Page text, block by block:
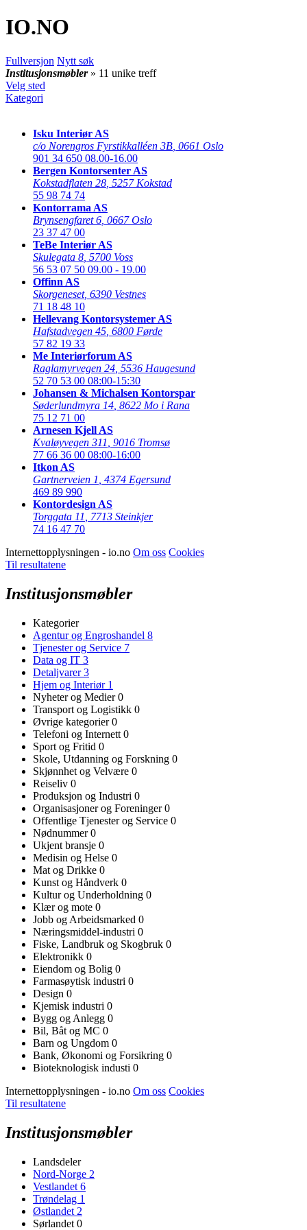
IO.NO
Fullversjon Nytt søk
Institusjonsmøbler » 11 unike treff
Velg sted
Kategori
Isku Interiør AS
c/o Norengros Fyrstikkalléen 3B 0661 Oslo
901 34 650 08.00-16.00
Bergen Kontorsenter AS
Kokstadflaten 28 5257 Kokstad
55 98 74 74
Kontorrama AS
Brynsengfaret 6 0667 Oslo
23 37 47 00
TeBe Interiør AS
Skulegata 8 5700 Voss
56 53 07 50 09.00 - 19.00
Offinn AS
Skorgeneset, 6390 Vestnes
71 18 48 10
Hellevang Kontorsystemer AS
Hafstadvegen 45 6800 Førde
57 82 19 33
Me Interiørforum AS
Raglamyrvegen 24 5536 Haugesund
52 70 53 00 08:00-15:30
Johansen & Michalsen Kontorspar
Søderlundmyra 14 8622 Mo i Rana
75 12 71 00
Arnesen Kjell AS
Kvaløyvegen 311 9016 Tromsø
77 66 36 00 08:00-16:00
Itkon AS
Gartnerveien 1 4374 Egersund
469 89 990
Kontordesign AS
Torggata 11
7713 Steinkjer
74 16 47 70
Internettopplysningen - io.no Om oss Cookies
Til resultatene
Institusjonsmøbler
Kategorier
Agentur og Engroshandel 8
Tjenester og Service 7
Data og IT 3
Detaljvarer3
Hjem og Interiør 1
Nyheter og Medier0
Transport og Logistikk 0
Øvrige kategorier0
Telefoni og Internett 0
Sport og Fritid 0
Skole, Utdanning og Forskning 0
Skjønnhet og Velvære 0
Reiseliv 0
Produksjon og Industri 0
Organisasjoner og Foreninger0
Offentlige Tjenester og Service 0
Nødnummer0
Ukjent bransje 0
Medisin og Helse 0
Mat og Drikke 0
Kunst og Håndverk 0
Kultur og Underholdning 0
Klær og mote 0
Jobb og Arbeidsmarked 0
Næringsmiddel-industri 0
Fiske, Landbruk og Skogbruk 0
Elektronikk 0
Eiendom og Bolig 0
Farmasøytisk industri 0
Design 0
Kjemisk industri 0
Bygg og Anlegg 0
Bil, Båt og MC 0
Barn og Ungdom 0
Bank, Økonomi og Forsikring 0
Bioteknologisk industi 0
Internettopplysningen - io.no Om oss Cookies
Til resultatene
Institusjonsmøbler
Landsdeler
Nord-Norge 2
Vestlandet 6
Trøndelag 1
Østlandet 2
Sørlandet 0